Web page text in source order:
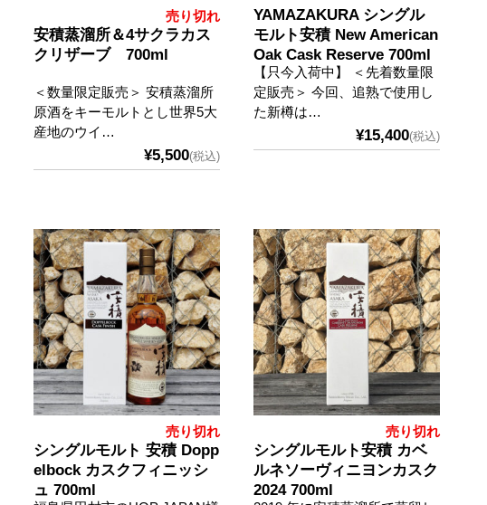
売り切れ
安積蒸溜所＆4サクラカス
クリザーブ 700ml
＜数量限定販売＞ 安積蒸溜所
原酒をキーモルトとし世界5大
産地のウイ…
¥5,500(税込)
YAMAZAKURA シングル
モルト安積 New American
Oak Cask Reserve 700ml
【只今入荷中】 ＜先着数量限
定販売＞ 今回、追熟で使用し
た新樽は…
¥15,400(税込)
売り切れ
シングルモルト 安積 Dopp
elbock カスクフィニッシ
ュ 700ml
売り切れ
シングルモルト安積 カベ
ルネソーヴィニヨンカスク
2024 700ml